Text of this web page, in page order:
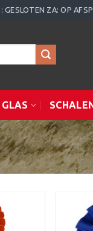
ZA: OP
GLAS